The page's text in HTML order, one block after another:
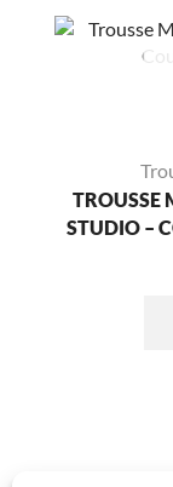
TROUSSE
STUDIO –